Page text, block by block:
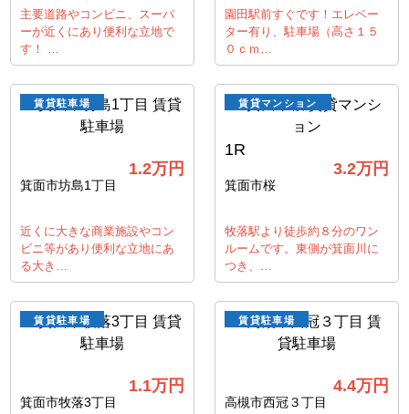
主要道路やコンビニ、スーパ
ーが近くにあり便利な立地で
す！ …
園田駅前すぐです！エレベー
ター有り、駐車場（高さ１５
０ｃｍ…
賃貸駐車場
1.2万円
箕面市坊島1丁目
近くに大きな商業施設やコン
ビニ等があり便利な立地にあ
る大き…
賃貸マンション
1R
3.2万円
箕面市桜
牧落駅より徒歩約８分のワン
ルームです。東側が箕面川に
つき、…
賃貸駐車場
1.1万円
箕面市牧落3丁目
賃貸駐車場
4.4万円
高槻市西冠３丁目